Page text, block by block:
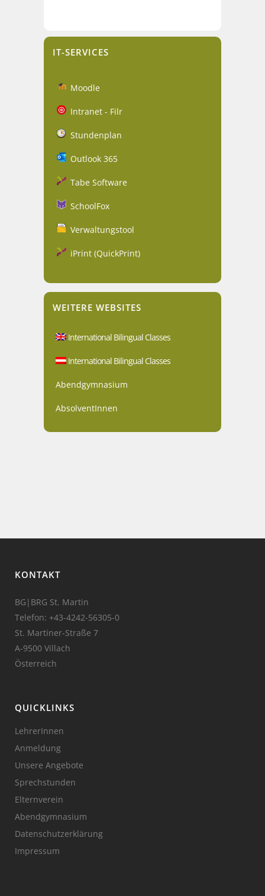
IT-SERVICES
Moodle
Intranet - Filr
Stundenplan
Outlook 365
Tabe Software
SchoolFox
Verwaltungstool
iPrint (QuickPrint)
WEITERE WEBSITES
International Bilingual Classes
International Bilingual Classes
Abendgymnasium
AbsolventInnen
KONTAKT
BG|BRG St. Martin
Telefon: +43-4242-56305-0
St. Martiner-Straße 7
A-9500 Villach
Österreich
QUICKLINKS
LehrerInnen
Anmeldung
Unsere Angebote
Sprechstunden
Elternverein
Abendgymnasium
Datenschutzerklärung
Impressum